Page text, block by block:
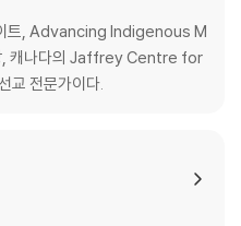
부터 온 디아스포라 사역자
서, 디아스포라를 통한 BAM
명
사명
트, Advancing Indigenous M
, 캐나다의 Jaffrey Centre for
교 전문가이다.